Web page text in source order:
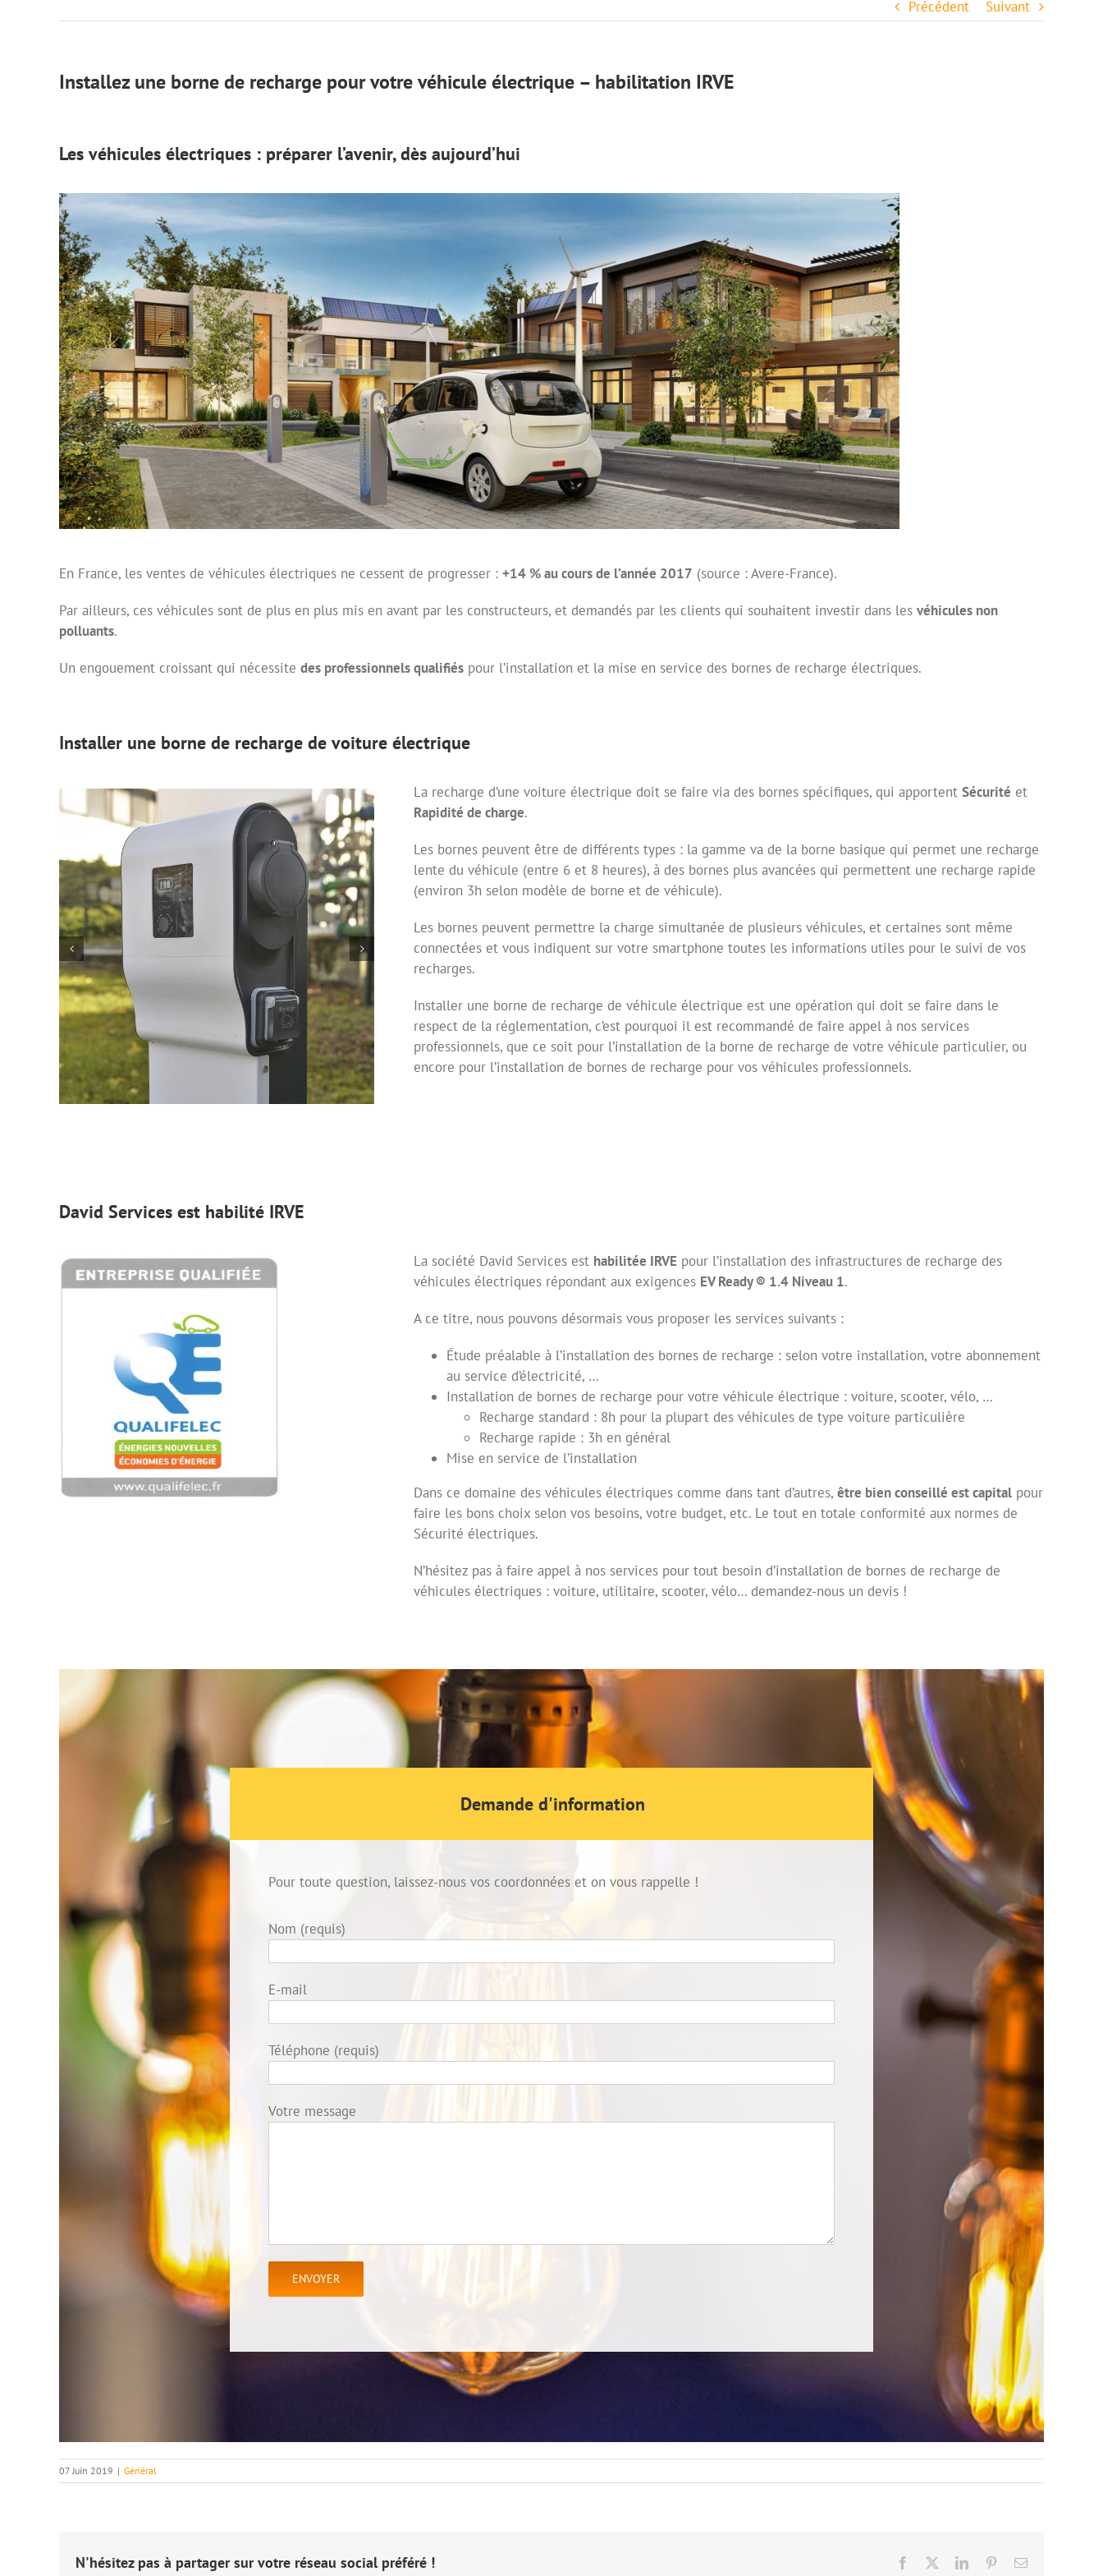
Précédent Suivant
Installez une borne de recharge pour votre véhicule électrique – habilitation IRVE
Les véhicules électriques : préparer l’avenir, dès aujourd’hui
En France, les ventes de véhicules électriques ne cessent de progresser : +14 % au cours de l’année 2017 (source : Avere-France).
Par ailleurs, ces véhicules sont de plus en plus mis en avant par les constructeurs, et demandés par les clients qui souhaitent investir dans les véhicules non
polluants.
Un engouement croissant qui nécessite des professionnels qualifiés pour l’installation et la mise en service des bornes de recharge électriques.
Installer une borne de recharge de voiture électrique
La recharge d’une voiture électrique doit se faire via des bornes spécifiques, qui apportent Sécurité et
Rapidité de charge.
Les bornes peuvent être de différents types : la gamme va de la borne basique qui permet une recharge
lente du véhicule (entre 6 et 8 heures), à des bornes plus avancées qui permettent une recharge rapide
(environ 3h selon modèle de borne et de véhicule).
Les bornes peuvent permettre la charge simultanée de plusieurs véhicules, et certaines sont même
connectées et vous indiquent sur votre smartphone toutes les informations utiles pour le suivi de vos
recharges.
Installer une borne de recharge de véhicule électrique est une opération qui doit se faire dans le
respect de la réglementation, c’est pourquoi il est recommandé de faire appel à nos services
professionnels, que ce soit pour l’installation de la borne de recharge de votre véhicule particulier, ou
encore pour l’installation de bornes de recharge pour vos véhicules professionnels.
David Services est habilité IRVE
La société David Services est habilitée IRVE pour l’installation des infrastructures de recharge des
véhicules électriques répondant aux exigences EV Ready ® 1.4 Niveau 1.
A ce titre, nous pouvons désormais vous proposer les services suivants :
Étude préalable à l’installation des bornes de recharge : selon votre installation, votre abonnement
au service d’électricité, …
Installation de bornes de recharge pour votre véhicule électrique : voiture, scooter, vélo, …
Recharge standard : 8h pour la plupart des véhicules de type voiture particulière
Recharge rapide : 3h en général
Mise en service de l’installation
Dans ce domaine des véhicules électriques comme dans tant d’autres, être bien conseillé est capital pour
faire les bons choix selon vos besoins, votre budget, etc. Le tout en totale conformité aux normes de
Sécurité électriques.
N’hésitez pas à faire appel à nos services pour tout besoin d’installation de bornes de recharge de
véhicules électriques : voiture, utilitaire, scooter, vélo… demandez-nous un devis !
Demande d'information
Pour toute question, laissez-nous vos coordonnées et on vous rappelle !
Nom (requis)
E-mail
Téléphone (requis)
Votre message
07 Juin 2019 | Général
N'hésitez pas à partager sur votre réseau social préféré ! Facebook LinkedInPinterestEmail